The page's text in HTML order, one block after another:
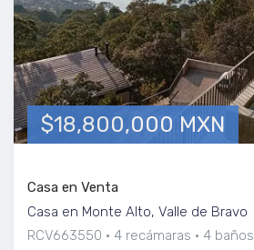
$18,800,000 MXN
Casa en Venta
Casa en Monte Alto, Valle de Bravo
RCV663550
4 recámaras 4 baños